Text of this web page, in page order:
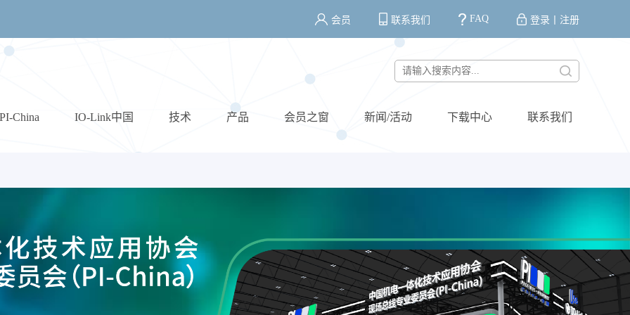
会员 联系我们 FAQ 登录 注册
PI-China IO-Link中国 技术 产品 会员之窗 新闻/活动 下载中心 联系我们